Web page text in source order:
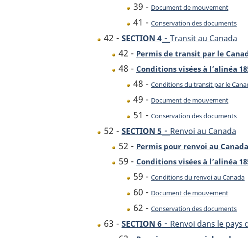
39 - Document de mouvement
41 - Conservation des documents
42 - SECTION 4 - Transit au Canada
42 - Permis de transit par le
48 - Conditions visées à l’alinéa
48 - Conditions du transit par le
49 - Document de mouvement
51 - Conservation des documents
52 - SECTION 5 - Renvoi au Canada
52 - Permis pour renvoi au Canada
59 - Conditions visées à l’alinéa
59 - Conditions du renvoi au Canada
60 - Document de mouvement
62 - Conservation des documents
63 - SECTION 6 - Renvoi dans le pays